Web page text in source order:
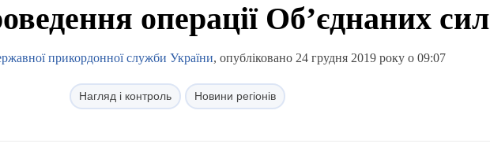
операції Об’єднаних сил
прикордонної служби України, опубліковано 24 грудня 2019 року о 09:07
Нагляд і контроль Новини регіонів